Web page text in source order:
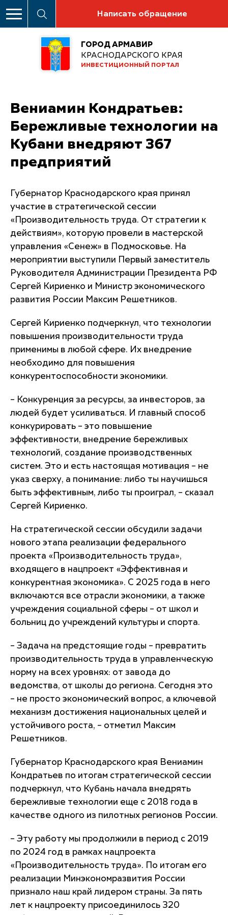
Написать обращение
ГОРОД АРМАВИР
КРАСНОДАРСКОГО КРАЯ
ИНВЕСТИЦИОННЫЙ ПОРТАЛ
Вениамин Кондратьев:
Бережливые технологии на
Кубани внедряют 367
предприятий
Губернатор Краснодарского края принял
участие в стратегической сессии
«Производительность труда. От стратегии к
действиям», которую провели в мастерской
управления «Сенеж» в Подмосковье. На
мероприятии выступили Первый заместитель
Руководителя Администрации Президента РФ
Сергей Кириенко и Министр экономического
развития России Максим Решетников.
Сергей Кириенко подчеркнул, что технологии
повышения производительности труда
применимы в любой сфере. Их внедрение
необходимо для повышения
конкурентоспособности экономики.
– Конкуренция за ресурсы, за инвесторов, за
людей будет усиливаться. И главный способ
конкурировать – это повышение
эффективности, внедрение бережливых
технологий, создание производственных
систем. Это и есть настоящая мотивация – не
указ сверху, а понимание: либо ты научишься
быть эффективным, либо ты проиграл, – сказал
Сергей Кириенко.
На стратегической сессии обсудили задачи
нового этапа реализации федерального
проекта «Производительность труда»,
входящего в нацпроект «Эффективная и
конкурентная экономика». С 2025 года в него
включаются все отрасли экономики, а также
учреждения социальной сферы – от школ и
больниц до учреждений культуры и спорта.
– Задача на предстоящие годы – превратить
производительность труда в управленческую
норму на всех уровнях: от завода до
ведомства, от школы до региона. Сегодня это
– не просто экономический вопрос, а ключевой
механизм достижения национальных целей и
устойчивого роста, – отметил Максим
Решетников.
Губернатор Краснодарского края Вениамин
Кондратьев по итогам стратегической сессии
подчеркнул, что Кубань начала внедрять
бережливые технологии еще с 2018 года в
качестве одного из пилотных регионов России.
– Эту работу мы продолжили в период с 2019
по 2024 год в рамках нацпроекта
«Производительность труда». По итогам его
реализации Минэкономразвития России
признало наш край лидером страны. За пять
лет к нацпроекту присоединилось 320